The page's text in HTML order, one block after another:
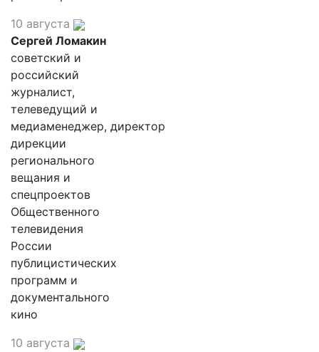
10 августа
Сергей Ломакин
советский и
российский
журналист,
телеведущий и
медиаменеджер, директор
дирекции
регионального
вещания и
спецпроектов
Общественного
телевидения
России
публицистических
программ и
документального
кино
10 августа